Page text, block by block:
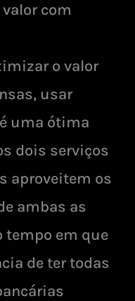
com
o valor
usar
uma ótima
dois serviços
aproveitem os
ambas as
tempo em que
de ter todas